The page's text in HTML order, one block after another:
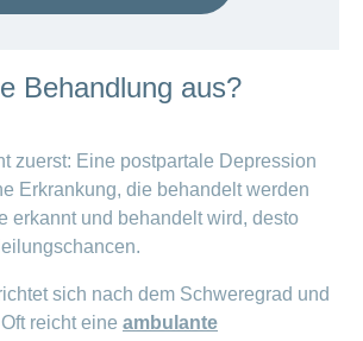
Behandlung aus?
zuerst: Eine postpartale Depression
Erkrankung, die behandelt werden
erkannt und behandelt wird, desto
sich nach dem Schweregrad und
reicht eine ambulante